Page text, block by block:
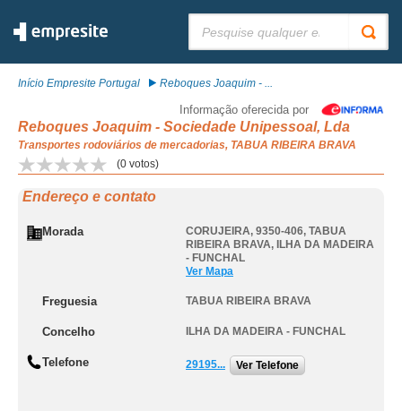
Início Empresite Portugal Reboques Joaquim - ...
Informação oferecida por
Reboques Joaquim - Sociedade Unipessoal, Lda
Transportes rodoviários de mercadorias, TABUA RIBEIRA BRAVA
(0 votos)
Endereço e contato
Morada CORUJEIRA, 9350-406, TABUA
RIBEIRA BRAVA, ILHA DA MADEIRA
- FUNCHAL
Ver Mapa
Freguesia TABUA RIBEIRA BRAVA
Concelho ILHA DA MADEIRA - FUNCHAL
Telefone 29195... Ver Telefone